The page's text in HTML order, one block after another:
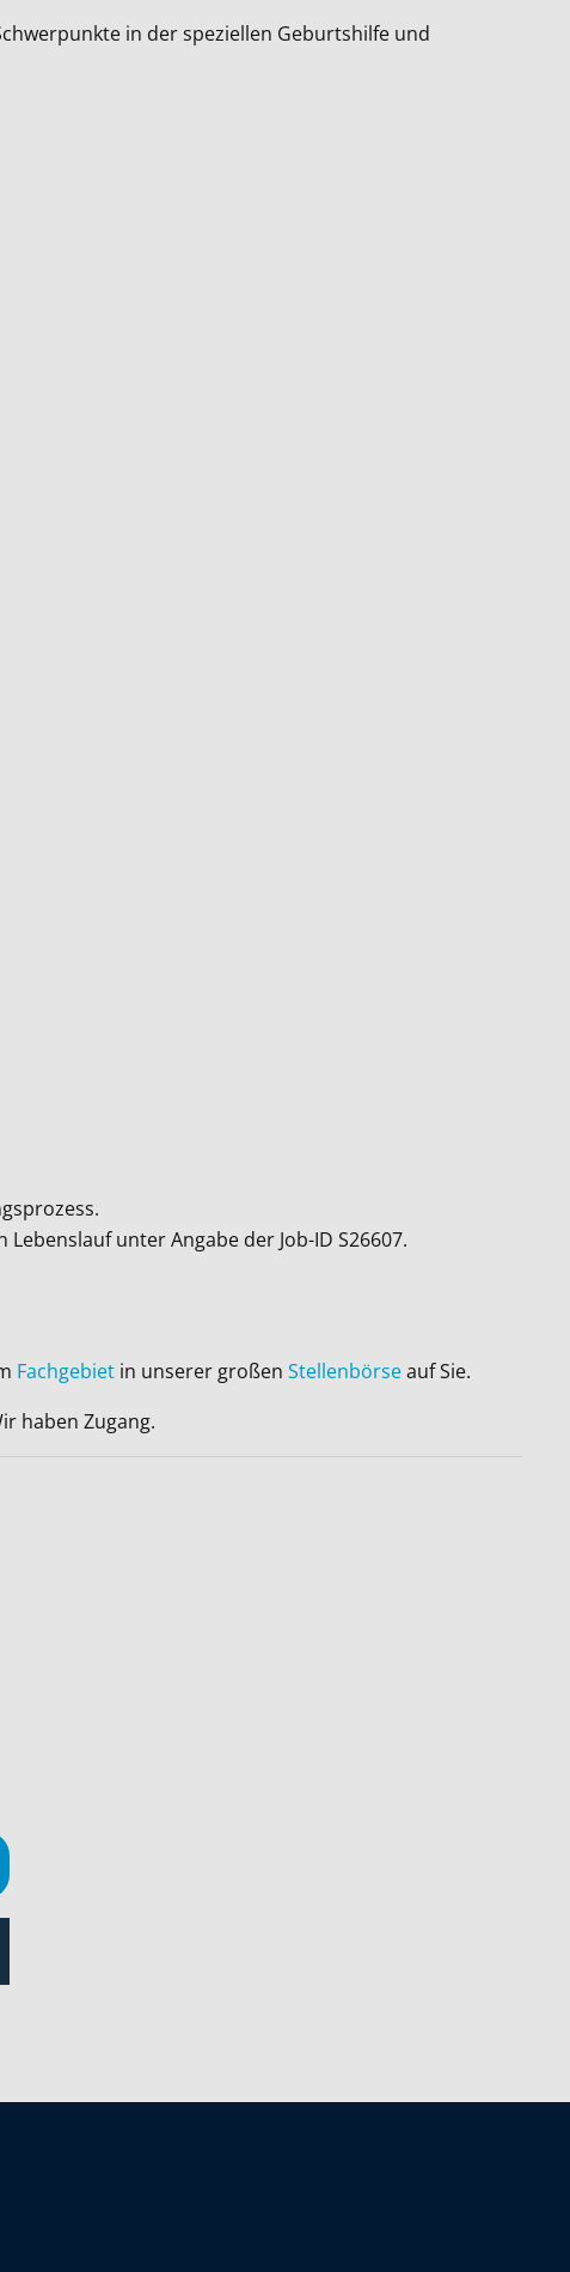
in der speziellen Geburtshilfe und
unter Angabe der Job-ID S26607.
Fachgebiet in unserer großen Stellenbörseauf Sie.
haben Zugang.